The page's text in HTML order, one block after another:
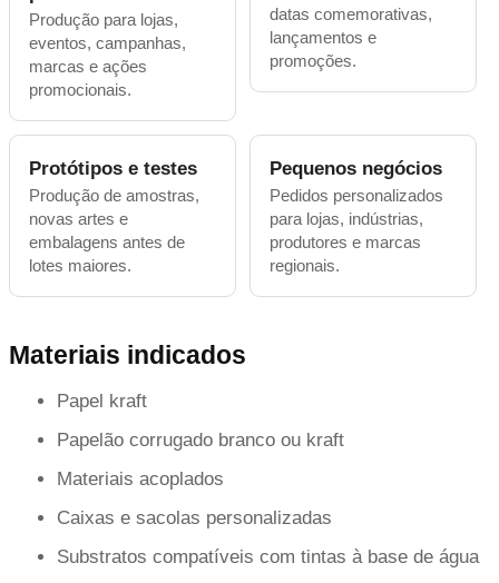
Produção para lojas,
eventos, campanhas,
marcas e ações
promocionais.
datas comemorativas,
lançamentos e
promoções.
Protótipos e testes
Produção de amostras,
novas artes e
embalagens antes de
lotes maiores.
Pequenos negócios
Pedidos personalizados
para lojas, indústrias,
produtores e marcas
regionais.
Materiais indicados
Papel kraft
Papelão corrugado branco ou kraft
Materiais acoplados
Caixas e sacolas personalizadas
Substratos compatíveis com tintas à base de água